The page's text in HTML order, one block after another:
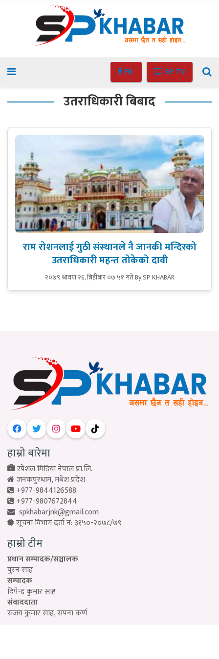
FB SP TV
उतराधिकारी बिबाद
राम रोशनलाई गुठी संस्थानले नै जानकी मन्दिरको
उतराधिकारी महन्त तोकेको दावी
२०७९ श्रावण २६, बिहीबार ०७:५१ गतेBy SP KHABAR
हाम्रो बारेमा
स्पेशल मिडिया नेपाल प्रा.लि.
जनकपुरधाम, मधेश प्रदेश
+977-9844126588
+977-9807672844
spkhabarjnk@gmail.com
सूचना विभाग दर्ता नं: ३१५०-२०७८/७९
हाम्रो टीम
प्रधान सम्पादक/सञ्चालक
पुरन साह
सम्पादक
दिपेन्द्र कुमार साह
संवाददाता
संजय कुमार साह, सपना कर्ण